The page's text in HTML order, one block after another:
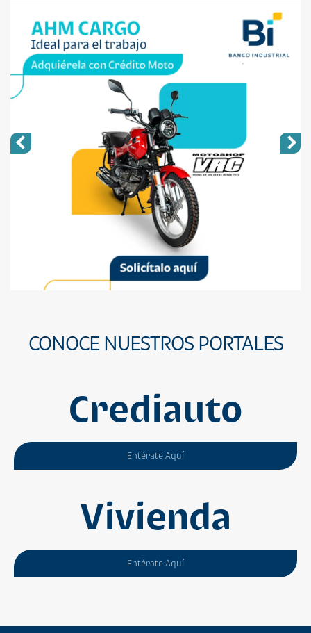
CONOCE NUESTROS PORTALES
Crediauto
Entérate Aquí
Vivienda
Entérate Aquí